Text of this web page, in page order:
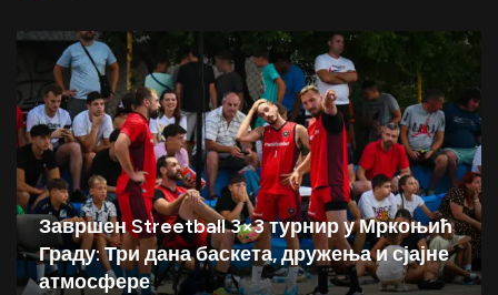
Завршен Streetball 3×3 турнир у Мркоњић
Граду: Три дана баскета, дружења и сјајне
атмосфере